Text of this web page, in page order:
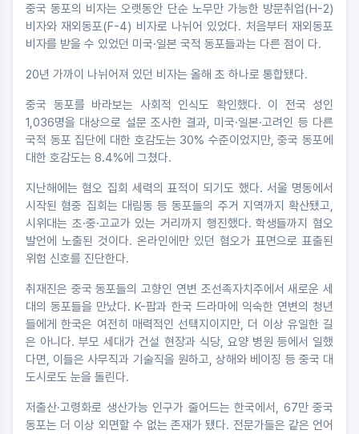
중국 동포의 비자는 오랫동안 단순 노무만 가능한 방문취업(H-2)
비자와 재외동포(F-4) 비자로 나뉘어 있었다. 처음부터 재외동포
비자를 받을 수 있었던 미국·일본 국적 동포들과는 다른 점이 다.
20년 가까이 나뉘어져 있던 비자는 올해 초 하나로 통합됐다.
중국 동포를 바라보는 사회적 인식도 확인했다. 이 전국 성인
1,036명을 대상으로 설문 조사한 결과, 미국·일본·고려인 등 다른
국적 동포 집단에 대한 호감도는 30% 수준이었지만, 중국 동포에
대한 호감도는 8.4%에 그쳤다.
지난해에는 혐오 집회 세력의 표적이 되기도 했다. 서울 명동에서
시작된 혐중 집회는 대림동 등 동포들의 주거 지역까지 확산됐고,
시위대는 초·중·고교가 있는 거리까지 행진했다. 학생들까지 혐오
발언에 노출된 것이다. 온라인에만 있던 혐오가 표면으로 표출된
위험 신호를 진단한다.
취재진은 중국 동포들의 고향인 연변 조선족자치주에서 새로운 세
대의 동포들을 만났다. K-팝과 한국 드라마에 익숙한 연변의 청년
들에게 한국은 여전히 매력적인 선택지이지만, 더 이상 유일한 길
은 아니다. 부모 세대가 건설 현장과 식당, 요양 병원 등에서 일했
다면, 이들은 사무직과 기술직을 원하고, 상해와 베이징 등 중국 대
도시로도 눈을 돌린다.
저출산·고령화로 생산가능 인구가 줄어드는 한국에서, 67만 중국
동포는 더 이상 외면할 수 없는 존재가 됐다. 전문가들은 같은 언어